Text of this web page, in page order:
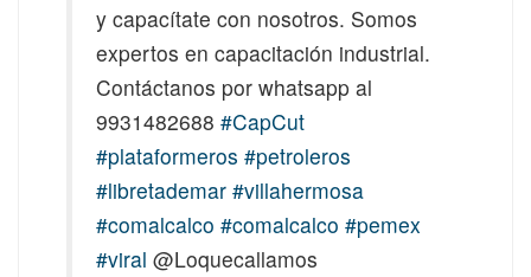
y capacítate con nosotros. Somos
expertos en capacitación industrial.
Contáctanos por whatsapp al
9931482688 #CapCut
#plataformeros #petroleros
#libretademar #villahermosa
#comalcalco #comalcalco #pemex
#viral @Loquecallamos